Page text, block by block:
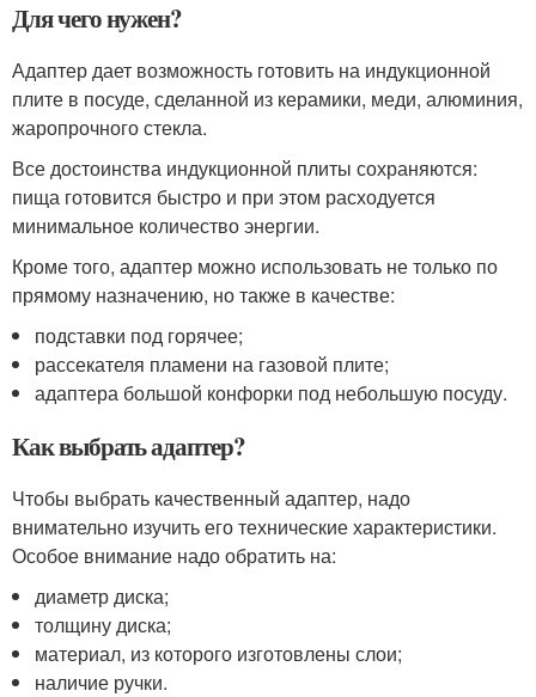
Для чего нужен?
Адаптер дает возможность готовить на индукционной
плите в посуде, сделанной из керамики, меди, алюминия,
жаропрочного стекла.
Все достоинства индукционной плиты сохраняются:
пища готовится быстро и при этом расходуется
минимальное количество энергии.
Кроме того, адаптер можно использовать не только по
прямому назначению, но также в качестве:
подставки под горячее;
рассекателя пламени на газовой плите;
адаптера большой конфорки под небольшую посуду.
Как выбрать адаптер?
Чтобы выбрать качественный адаптер, надо
внимательно изучить его технические характеристики.
Особое внимание надо обратить на:
диаметр диска;
толщину диска;
материал, из которого изготовлены слои;
наличие ручки.